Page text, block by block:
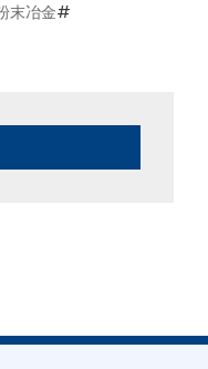
末冶金#